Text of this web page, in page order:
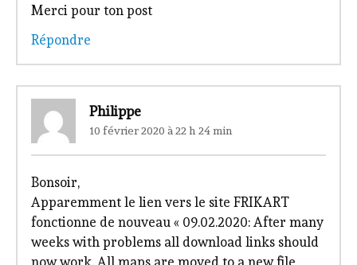
Merci pour ton post
Répondre
Philippe
10 février 2020 à 22 h 24 min
Bonsoir,
Apparemment le lien vers le site FRIKART
fonctionne de nouveau « 09.02.2020: After many
weeks with problems all download links should